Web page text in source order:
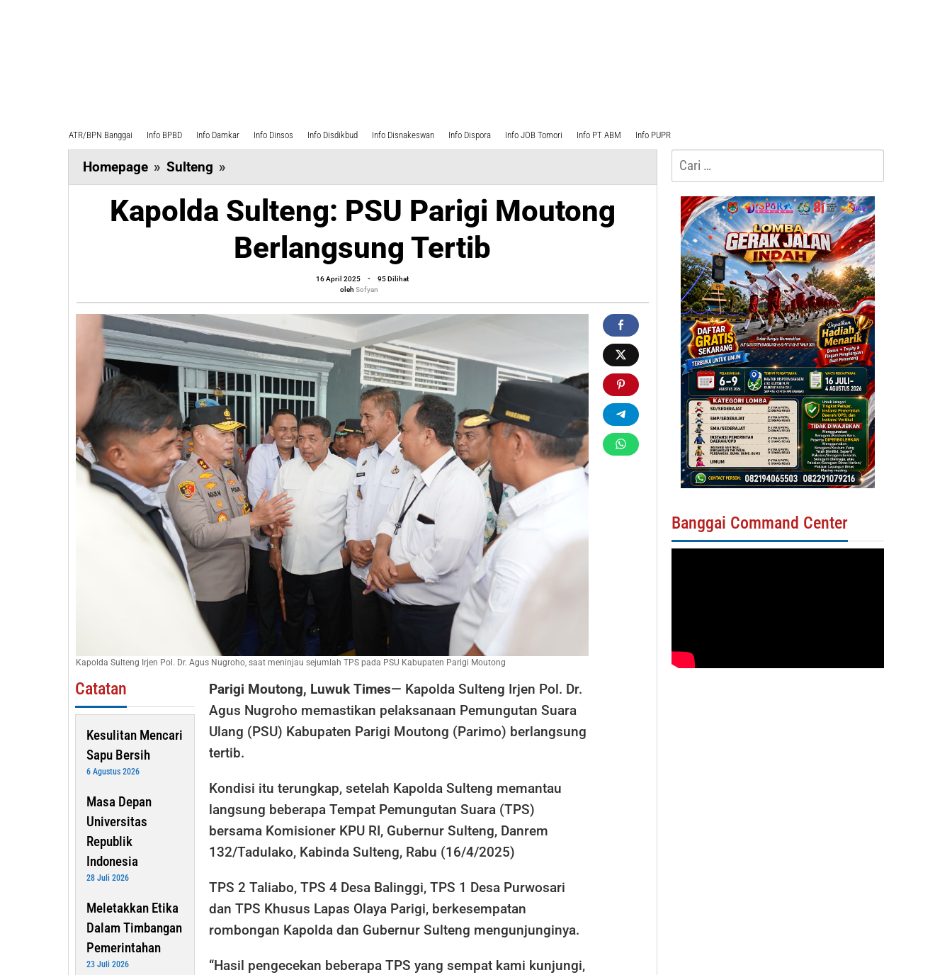
ATR/BPN Banggai Info BPBD Info Damkar Info Dinsos Info Disdikbud Info Disnakeswan Info Dispora Info JOB Tomori Info PT ABM Info PUPR
Homepage » Sulteng »
Sulteng:
PSU
Parigi
Moutong
Kapolda Sulteng: PSU Parigi Moutong
Berlangsung Tertib
16 April 2025
oleh
Sofyan
-
95 Dilihat
oleh Sofyan
Kapolda Sulteng Irjen Pol. Dr. Agus Nugroho, saat meninjau sejumlah TPS pada PSU Kabupaten Parigi Moutong
Catatan
Kesulitan Mencari
Sapu Bersih
6 Agustus 2026
Masa Depan
Universitas
Republik
Indonesia
28 Juli 2026
Meletakkan Etika
Dalam Timbangan
Pemerintahan
23 Juli 2026
Parigi Moutong, Luwuk Times— Kapolda Sulteng Irjen Pol. Dr.
Agus Nugroho memastikan pelaksanaan Pemungutan Suara
Ulang (PSU) Kabupaten Parigi Moutong (Parimo) berlangsung
tertib.
Kondisi itu terungkap, setelah Kapolda Sulteng memantau
langsung beberapa Tempat Pemungutan Suara (TPS)
bersama Komisioner KPU RI, Gubernur Sulteng, Danrem
132/Tadulako, Kabinda Sulteng, Rabu (16/4/2025)
TPS 2 Taliabo, TPS 4 Desa Balinggi, TPS 1 Desa Purwosari
dan TPS Khusus Lapas Olaya Parigi, berkesempatan
rombongan Kapolda dan Gubernur Sulteng mengunjunginya.
“Hasil pengecekan beberapa TPS yang sempat kami kunjungi,
Cari
untuk:
Banggai Command Center